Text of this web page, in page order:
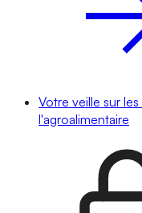
Votre veille sur
l'agroalimentaire